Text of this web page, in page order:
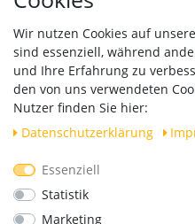
Wir nutzen Cookies auf
sind essenziell, während
und Ihre Erfahrung zu
den von uns verwendeten
Nutzer finden Sie hier:
Daten­schutz­erklärung
Essenziell
Statistik
Marketing
Widerrufsrecht
Vertrag widerrufen
Versand
Geprüfte Sicherheit